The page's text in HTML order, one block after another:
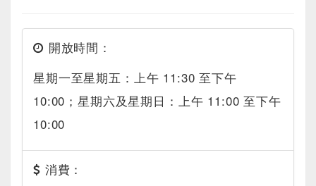
開放時間：
星期一至星期五：上午 11:30 至下午
10:00；星期六及星期日：上午 11:00 至下午
10:00
消費：